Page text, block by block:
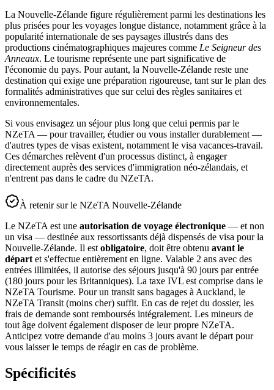
La Nouvelle-Zélande figure régulièrement parmi les destinations les
plus prisées pour les voyages longue distance, notamment grâce à la
popularité internationale de ses paysages illustrés dans des
productions cinématographiques majeures comme Le Seigneur des
Anneaux. Le tourisme représente une part significative de
l'économie du pays. Pour autant, la Nouvelle-Zélande reste une
destination qui exige une préparation rigoureuse, tant sur le plan des
formalités administratives que sur celui des règles sanitaires et
environnementales.
Si vous envisagez un séjour plus long que celui permis par le
NZeTA — pour travailler, étudier ou vous installer durablement —
d'autres types de visas existent, notamment le visa vacances-travail.
Ces démarches relèvent d'un processus distinct, à engager
directement auprès des services d'immigration néo-zélandais, et
n'entrent pas dans le cadre du NZeTA.
À retenir sur le NZeTA Nouvelle-Zélande
Le NZeTA est une autorisation de voyage électronique — et non
un visa — destinée aux ressortissants déjà dispensés de visa pour la
Nouvelle-Zélande. Il est obligatoire, doit être obtenu avant le
départ et s'effectue entièrement en ligne. Valable 2 ans avec des
entrées illimitées, il autorise des séjours jusqu'à 90 jours par entrée
(180 jours pour les Britanniques). La taxe IVL est comprise dans le
NZeTA Tourisme. Pour un transit sans bagages à Auckland, le
NZeTA Transit (moins cher) suffit. En cas de rejet du dossier, les
frais de demande sont remboursés intégralement. Les mineurs de
tout âge doivent également disposer de leur propre NZeTA.
Anticipez votre demande d'au moins 3 jours avant le départ pour
vous laisser le temps de réagir en cas de problème.
Spécificités